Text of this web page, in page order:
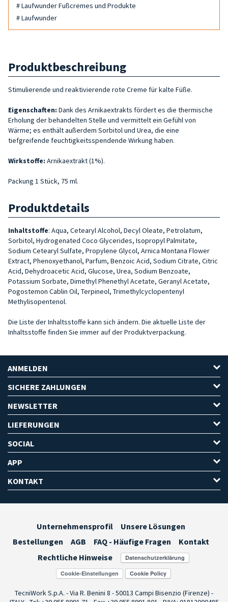
# Laufwunder Fußcremes und Produkte
# Laufwunder
Produktbeschreibung
Stimulierende und reaktivierende rote Creme für kalte Füße.
Eigenschaften: Dank des Arnikaextrakts fördert es die thermische
Erholung der behandelten Stelle und vermittelt ein Gefühl von
Wärme; es enthält außerdem Sorbitol und Urea, die eine
tiefgreifende feuchtigkeitsspendende Wirkung haben.
Wirkstoffe: Arnikaextrakt (1%).
Packung 1 Stück, 75 ml.
Produktdetails
Inhaltstoffe: Aqua, Cetearyl Alcohol, Decyl Oleate, Petrolatum,
Sorbitol, Hydrogenated Coco Glycerides, Isopropyl Palmitate,
Sodium Cetearyl Sulfate, Propylene Glycol, Arnica Montana Flower
Extract, Phenoxyethanol, Parfum, Benzoic Acid, Sodium Citrate, Citric
Acid, Dehydroacetic Acid, Glucose, Urea, Sodium Benzoate,
Potassium Sorbate, Dimethyl Phenethyl Acetate, Geranyl Acetate,
Pogostemon Cablin Oil, Terpineol, Trimethylcyclopentenyl
Methylisopentenol.
Die Liste der Inhaltsstoffe kann sich ändern. Die aktuelle Liste der
Inhaltsstoffe finden Sie immer auf der Produktverpackung.
ANMELDEN
SICHERE ZAHLUNGEN
NEWSLETTER
LIEFERUNGEN
SOCIAL
APP
KONTAKT
Unternehmensprofil
Unsere Lösungen
Bestellungen
AGB FAQ - Häufige Fragen
Kontakt
Rechtliche Hinweise
Cookie-Einstellungen
TecniWork S.p.A. - Via R. Benini 8 - 50013 Campi Bisenzio (Firenze) -